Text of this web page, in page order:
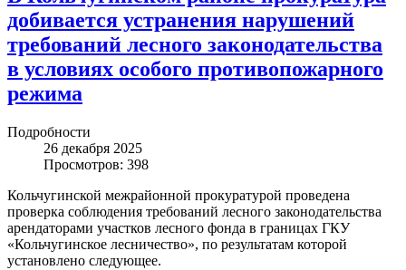
добивается устранения нарушений
требований лесного законодательства
в условиях особого противопожарного
режима
Подробности
26 декабря 2025
Просмотров: 398
Кольчугинской межрайонной прокуратурой проведена
проверка соблюдения требований лесного законодательства
арендаторами участков лесного фонда в границах ГКУ
«Кольчугинское лесничество», по результатам которой
установлено следующее.